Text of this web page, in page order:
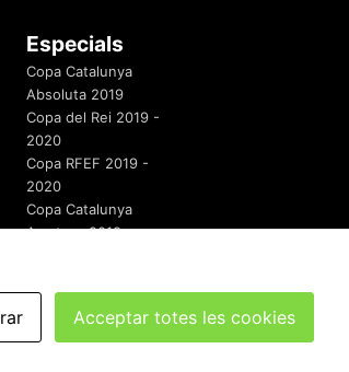
Especials
Copa Catalunya
Absoluta 2019
Copa del Rei 2019 -
2020
Copa RFEF 2019 -
2020
Copa Catalunya
Amateur 2019
redaccio@futbolcatalunya.com
Acceptar totes les cookies